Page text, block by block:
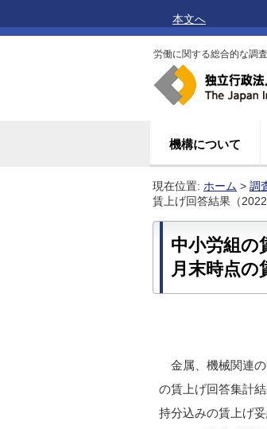
本文へ
労働に関する総合的な調
機構について
現在位置: ホーム > 調
賃上げ回答結果（2022
中小労組の
月末時点の
金属、機械関連
の賃上げ回答集計
持分込みの賃上げ